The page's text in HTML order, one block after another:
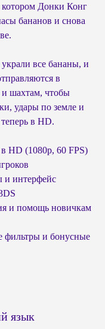
котором Донки Конг
бананов и снова
все бананы, и
в
и шахтам, чтобы
удары по земле и
в HD.
HD (1080p, 60 FPS)
и интерфейс
и помощь новичкам
фильтры и бонусные
язык